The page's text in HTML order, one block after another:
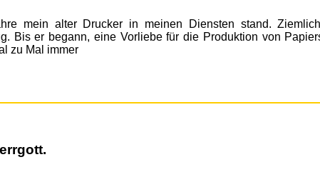
mein alter Drucker in meinen Diensten stand.
Bis er begann, eine Vorliebe für die Produktion von
zu Mal immer